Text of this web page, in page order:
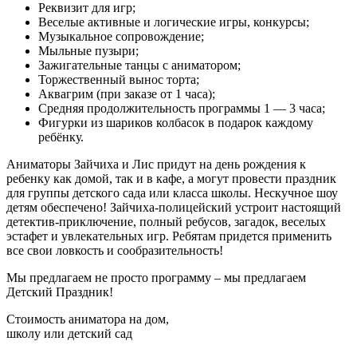
Реквизит для игр;
Веселые активные и логические игры, конкурсы;
Музыкальное сопровождение;
Мыльные пузыри;
Зажигательные танцы с аниматором;
Торжественный вынос торта;
Аквагрим (при заказе от 1 часа);
Средняя продолжительность программы 1 — 3 часа;
Фигурки из шариков колбасок в подарок каждому
ребёнку.
Аниматоры Зайчиха и Лис придут на день рождения к
ребенку как домой, так и в кафе, а могут провести праздник
для группы детского сада или класса школы. Нескучное шоу
детям обеспечено! Зайчиха-полицейский устроит настоящий
детектив-приключение, полный ребусов, загадок, веселых
эстафет и увлекательных игр. Ребятам придется применить
все свои ловкость и сообразительность!
Мы предлагаем не просто программу – мы предлагаем
Детский Праздник!
Стоимость аниматора на дом,
школу или детский сад